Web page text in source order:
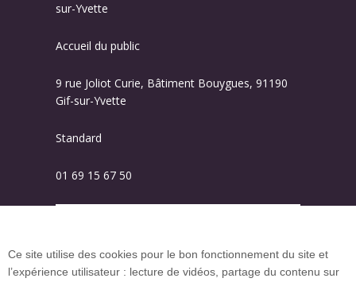
sur-Yvette
Accueil du public
9 rue Joliot Curie, Bâtiment Bouygues, 91190
Gif-sur-Yvette
Standard
01 69 15 67 50
Plan du site
Ce site utilise des cookies pour le bon fonctionnement du site et
l’expérience utilisateur : lecture de vidéos, partage du contenu sur